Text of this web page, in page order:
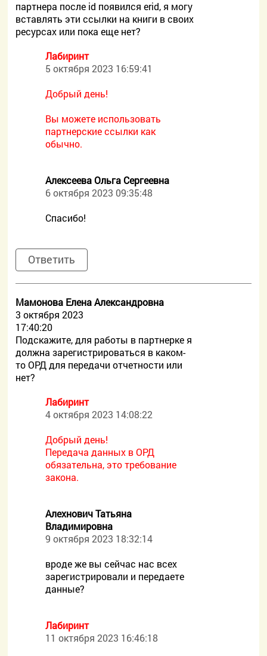
партнера после id появился erid, я могу
вставлять эти ссылки на книги в своих
ресурсах или пока еще нет?
Лабиринт
5 октября 2023 16:59:41
Добрый день!
Вы можете использовать
партнерские ссылки как
обычно.
Алексеева Ольга Сергеевна
6 октября 2023 09:35:48
Спасибо!
Ответить
Мамонова Елена Александровна
3 октября 2023
17:40:20
Подскажите, для работы в партнерке я
должна зарегистрироваться в каком-
то ОРД для передачи отчетности или
нет?
Лабиринт
4 октября 2023 14:08:22
Добрый день!
Передача данных в ОРД
обязательна, это требование
закона.
Алехнович Татьяна
Владимировна
9 октября 2023 18:32:14
вроде же вы сейчас нас всех
зарегистрировали и передаете
данные?
Лабиринт
11 октября 2023 16:46:18